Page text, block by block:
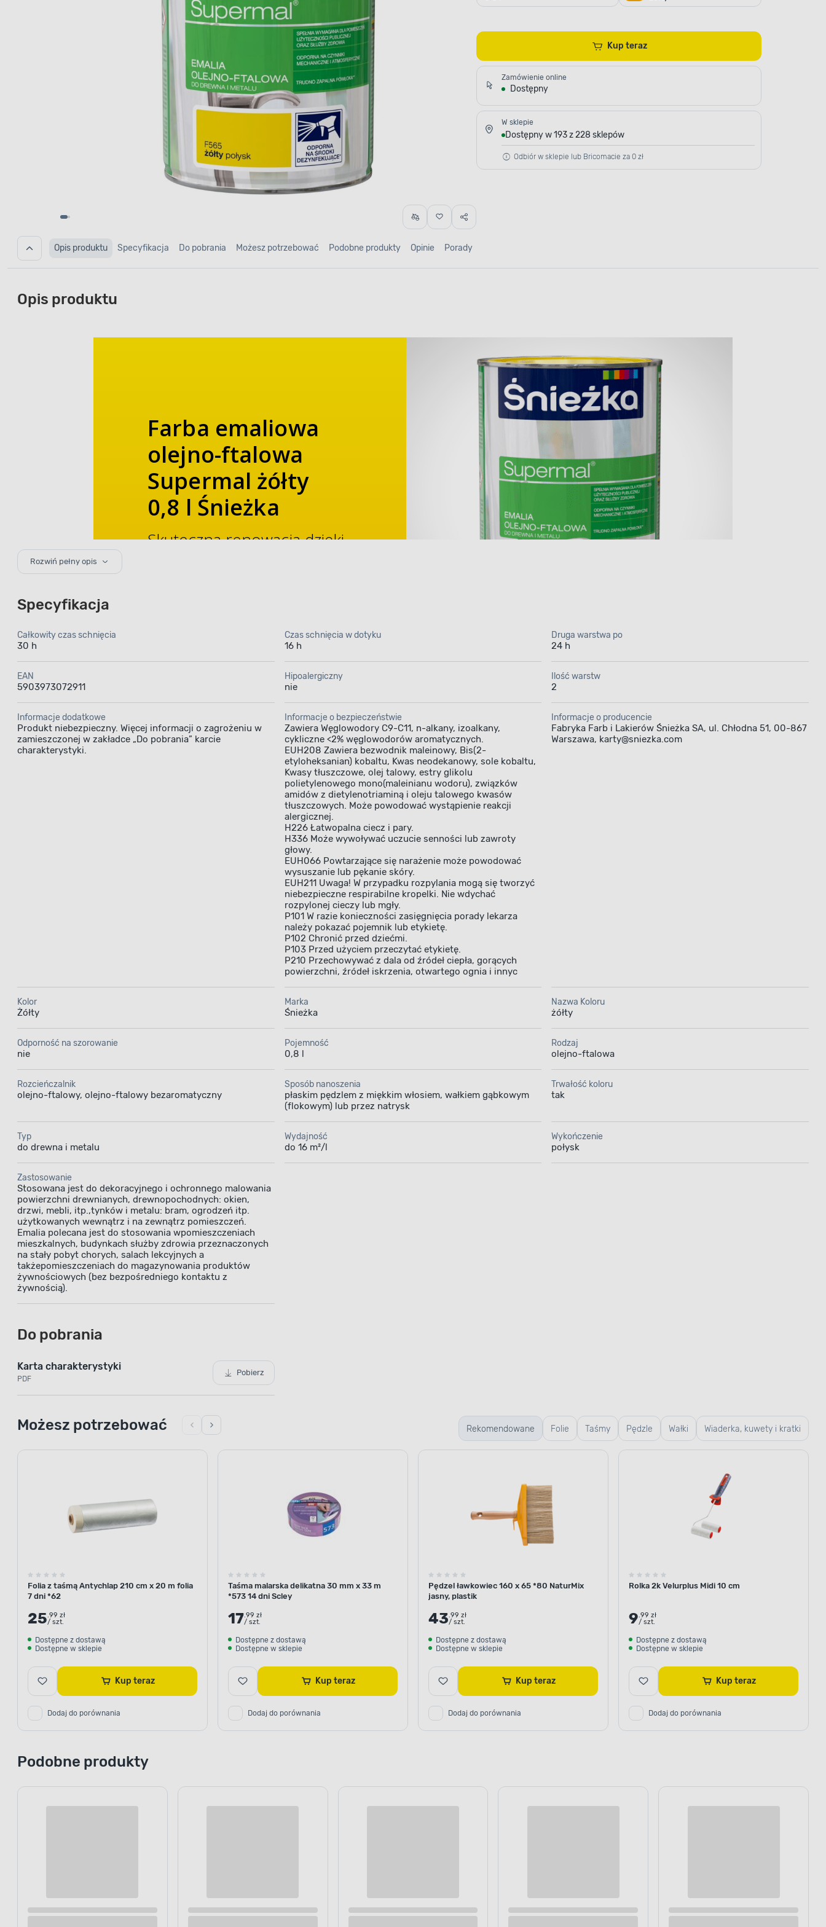
Kup teraz
Zamówienie online
Dostępny
W sklepie
Dostępny w 193 z 228 sklepów
Odbiór w sklepie lub Bricomacie za 0 zł
Opis produktu Specyfikacja Do pobrania Możesz potrzebować Podobne produkty Opinie Porady
Opis produktu
Farba emaliowa
olejno-ftalowa
Supermal żółty
0,8 l Śnieżka
Skuteczna renowacja dzięki
Farba emaliowa olejno-ftalowa Supermal
żółty 0,8 l Śnieżka
zapewnia wykończenie z połyskiem
Farba emaliowa olejno-ftalowa Supermal żółty 0,8 l Śnieżka jest
przeznaczona do dekoracyjno-ochronnego malowania zarówno
wewnątrz, jak i na zewnątrz pomieszczeń. Za jej pomocą odświeżysz
wygląd powierzchni drewnianych, materiałów drewnopochodnych,
tynków, a także elementów stalowych i żeliwnych. Produkt tworzy
trudno zapalną powłokę, która podczas pożaru może zapobiec
rozprzestrzenianiu się ognia. Ze względu na wysoką odporność
na czynniki mechaniczne oraz środki dezynfekujące produkt sprawdzi
się nie tylko w pomieszczeniach mieszkalnych, ale także szpitalach,
przychodniach, szkołach i przedszkolach.
powłoka
Zadbaj o wysoki poziom bezpieczeństwa w trakcie pożaru.
powłoka o klasie palności D-s1, d0. Dzięki temu podczas
powodować rozprzestrzenianie się ognia oraz poparzenia.
mechanicznych i atmosferycznych. Aby uzyskać pożądany
Rozwiń pełny opis
Specyfikacja
Całkowity czas schnięcia
30 h
Czas schnięcia w dotyku
16 h
Druga warstwa po
24 h
EAN
5903973072911
Hipoalergiczny
nie
Ilość warstw
2
Informacje dodatkowe
Produkt niebezpieczny. Więcej informacji o zagrożeniu w
zamieszczonej w zakładce „Do pobrania” karcie
charakterystyki.
Informacje o bezpieczeństwie
Zawiera Węglowodory C9-C11, n-alkany, izoalkany,
cykliczne <2% węglowodorów aromatycznych.
EUH208 Zawiera bezwodnik maleinowy, Bis(2-
etyloheksanian) kobaltu, Kwas neodekanowy, sole kobaltu,
Kwasy tłuszczowe, olej talowy, estry glikolu
polietylenowego mono(maleinianu wodoru), związków
amidów z dietylenotriaminą i oleju talowego kwasów
tłuszczowych. Może powodować wystąpienie reakcji
alergicznej.
H226 Łatwopalna ciecz i pary.
H336 Może wywoływać uczucie senności lub zawroty
głowy.
EUH066 Powtarzające się narażenie może powodować
wysuszanie lub pękanie skóry.
EUH211 Uwaga! W przypadku rozpylania mogą się tworzyć
niebezpieczne respirabilne kropelki. Nie wdychać
rozpylonej cieczy lub mgły.
P101 W razie konieczności zasięgnięcia porady lekarza
należy pokazać pojemnik lub etykietę.
P102 Chronić przed dziećmi.
P103 Przed użyciem przeczytać etykietę.
P210 Przechowywać z dala od źródeł ciepła, gorących
powierzchni, źródeł iskrzenia, otwartego ognia i innyc
Informacje o producencie
Fabryka Farb i Lakierów Śnieżka SA, ul. Chłodna 51, 00-867
Warszawa, karty@sniezka.com
Kolor
Żółty
Marka
Śnieżka
Nazwa Koloru
żółty
Odporność na szorowanie
nie
Pojemność
0,8 l
Rodzaj
olejno-ftalowa
Rozcieńczalnik
olejno-ftalowy, olejno-ftalowy bezaromatyczny
Sposób nanoszenia
płaskim pędzlem z miękkim włosiem, wałkiem gąbkowym
(flokowym) lub przez natrysk
Trwałość koloru
tak
Typ
do drewna i metalu
Wydajność
do 16 m²/l
Wykończenie
połysk
Zastosowanie
Stosowana jest do dekoracyjnego i ochronnego malowania
powierzchni drewnianych, drewnopochodnych: okien,
drzwi, mebli, itp.,tynków i metalu: bram, ogrodzeń itp.
użytkowanych wewnątrz i na zewnątrz pomieszczeń.
Emalia polecana jest do stosowania wpomieszczeniach
mieszkalnych, budynkach służby zdrowia przeznaczonych
na stały pobyt chorych, salach lekcyjnych a
takżepomieszczeniach do magazynowania produktów
żywnościowych (bez bezpośredniego kontaktu z
żywnością).
Do pobrania
Karta charakterystyki
PDF
Pobierz
Rekomendowane Folie Taśmy Pędzle Wałki Wiaderka, kuwety i kratki
Możesz potrzebować
Folia z taśmą Antychlap 210 cm x 20 m folia
7 dni *62
25.99 zł
/ szt.
Dostępne z dostawą
Dostępne w sklepie
Kup teraz
Dodaj do porównania
Taśma malarska delikatna 30 mm x 33 m
*573 14 dni Scley
17.99 zł
/ szt.
Dostępne z dostawą
Dostępne w sklepie
Kup teraz
Dodaj do porównania
Pędzel ławkowiec 160 x 65 *80 NaturMix
jasny, plastik
43.99 zł
/ szt.
Dostępne z dostawą
Dostępne w sklepie
Kup teraz
Dodaj do porównania
Rolka 2k Velurplus Midi 10 cm
9.99 zł
/ szt.
Dostępne z dostawą
Dostępne w sklepie
Kup teraz
Dodaj do porównania
Podobne produkty